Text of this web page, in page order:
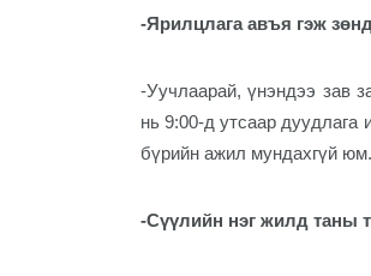
-Ярилцлага авъя гэж
-Уучлаарай, үнэндээ зав
нь 9:00-д утсаар дуудлага
бүрийн ажил мундахгүй юм.
-Сүүлийн нэг жилд таны